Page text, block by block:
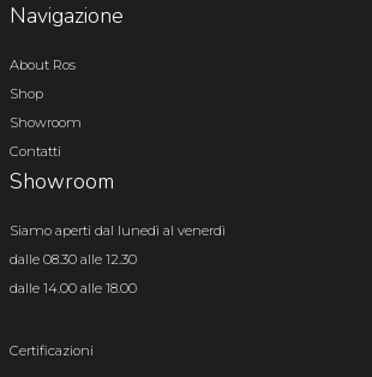
Navigazione
About Ros
Shop
Showroom
Contatti
Showroom
Siamo aperti dal lunedì al venerdì
dalle 08.30 alle 12.30
dalle 14.00 alle 18.00
Certificazioni